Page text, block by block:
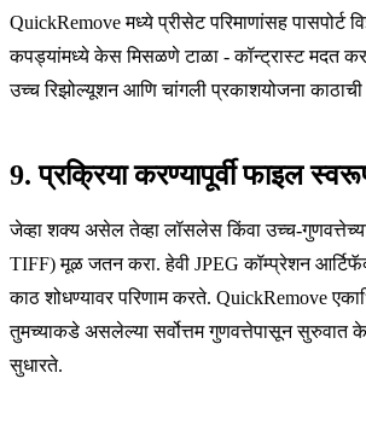
QuickRemove मध्ये प्रीसेट परिमाणांसह पासपोर्ट
कपड्यांमध्ये केस मिसळणे टाळा - कॉन्ट्रास्ट मदत
उच्च रिझोल्यूशन आणि चांगली प्रकाशयोजना काठाची
9. प्रक्रिया करण्यापूर्वी फाइल
जेव्हा शक्य असेल तेव्हा लॉसलेस किंवा उच्च-
TIFF) मूळ जतन करा. हेवी JPEG कॉम्प्रेशन
काठ शोधण्यावर परिणाम करते. QuickRemove
तुमच्याकडे असलेल्या सर्वोत्तम गुणवत्तेपासून सुरुवात
सुधारते.